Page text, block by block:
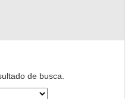
de busca.